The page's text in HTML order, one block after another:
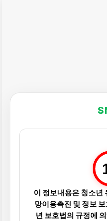
이 정보내용은 청소년
망이용촉진 및 정보
년 보호법의 규정에